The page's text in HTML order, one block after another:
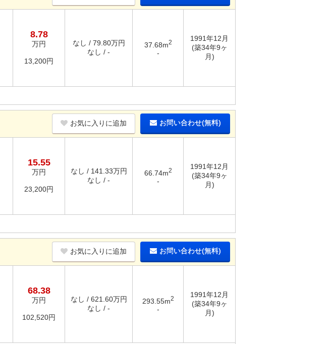
8.78
万円
13,200円
なし / 79.80万円
なし / -
37.68m2
-
1991年12月
(築34年9ヶ
月)
お気に入りに追加 お問い合わせ(無料)
15.55
万円
23,200円
なし / 141.33万円
なし / -
66.74m2
-
1991年12月
(築34年9ヶ
月)
お気に入りに追加 お問い合わせ(無料)
68.38
万円
102,520円
なし / 621.60万円
なし / -
293.55m2
-
1991年12月
(築34年9ヶ
月)